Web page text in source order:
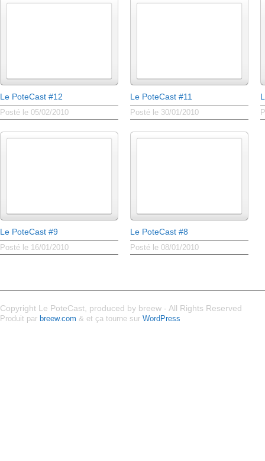
Le PoteCast #12
Posté le 05/02/2010
Le PoteCast #11
Posté le 30/01/2010
Le PoteCast #9
Posté le 16/01/2010
Le PoteCast #8
Posté le 08/01/2010
Copyright Le PoteCast, produced by breew - All Rights Reserved
Produit par breew.com & et ça tourne sur WordPress